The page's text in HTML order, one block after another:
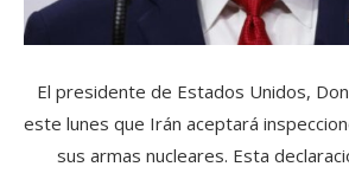
El presidente de Estados Unidos,
este lunes que Irán aceptará
sus armas nucleares. Esta